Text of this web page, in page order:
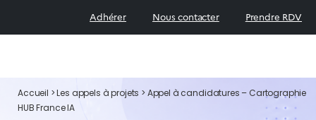
Adhérer Nous contacter Prendre RDV
Accueil >Les appels à projets > Appel à candidatures – Cartographie
HUB France IA